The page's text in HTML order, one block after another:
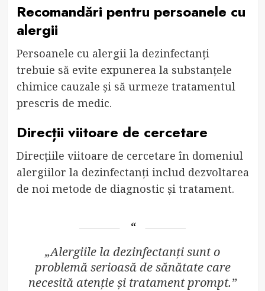
Recomandări pentru persoanele cu
alergii
Persoanele cu alergii la dezinfectanți
trebuie să evite expunerea la substanțele
chimice cauzale și să urmeze tratamentul
prescris de medic.
Direcții viitoare de cercetare
Direcțiile viitoare de cercetare în domeniul
alergiilor la dezinfectanți includ dezvoltarea
de noi metode de diagnostic și tratament.
„Alergiile la dezinfectanți sunt o
problemă serioasă de sănătate care
necesită atenție și tratament prompt.”